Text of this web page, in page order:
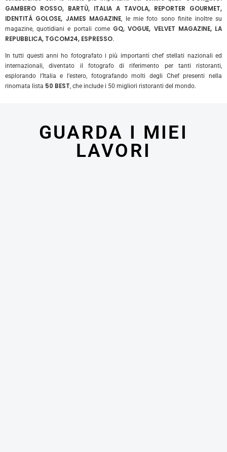
GAMBERO ROSSO, BARTÙ, ITALIA A TAVOLA, REPORTER GOURMET,
IDENTITÁ GOLOSE, JAMES MAGAZINE, le mie foto sono finite inoltre su
magazine, quotidiani e portali come GQ, VOGUE, VELVET MAGAZINE, LA
REPUBBLICA, TGCOM24, ESPRESSO.
In tutti questi anni ho fotografato i più importanti chef stellati nazionali ed
internazionali, diventato il fotografo di riferimento per tanti ristoranti,
esplorando l’Italia e l’estero, fotografando molti degli Chef presenti nella
rinomata lista 50 BEST, che include i 50 migliori ristoranti del mondo.
GUARDA I MIEI
LAVORI